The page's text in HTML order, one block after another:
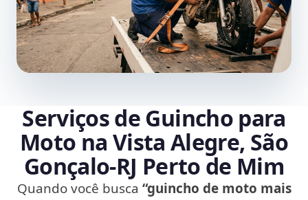
Serviços de Guincho para
Moto na Vista Alegre, São
Gonçalo‑RJ Perto de Mim
Quando você busca “guincho de moto mais